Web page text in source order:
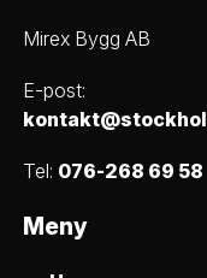
Mirex Bygg AB
E-post:
Tel: 076-268 69 58
Meny